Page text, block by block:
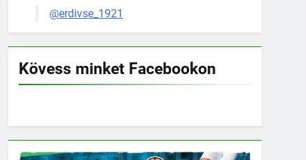
@erdivse_1921
Kövess minket Facebookon